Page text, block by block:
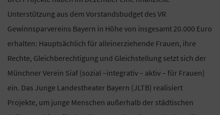
Unterstützung aus dem Vorstandsbudget des VR
Gewinnsparvereins Bayern in Höhe von insgesamt 20.000 Euro
erhalten: Hauptsächlich für alleinerziehende Frauen, ihre
Rechte, Gleichberechtigung und Gleichstellung setzt sich der
Münchner Verein Siaf (sozial –integrativ – aktiv – für Frauen)
ein. Das Junge Landestheater Bayern (JLTB) realisiert
Projekte, um junge Menschen außerhalb der städtischen